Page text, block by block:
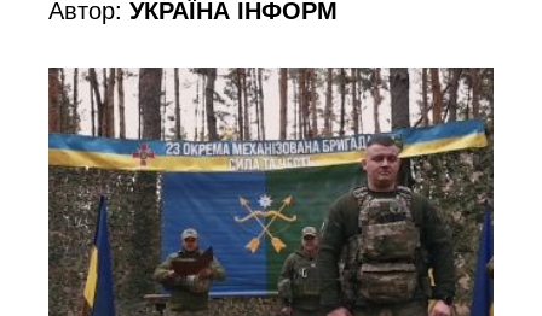
Автор:УКРАЇНА ІНФОРМ